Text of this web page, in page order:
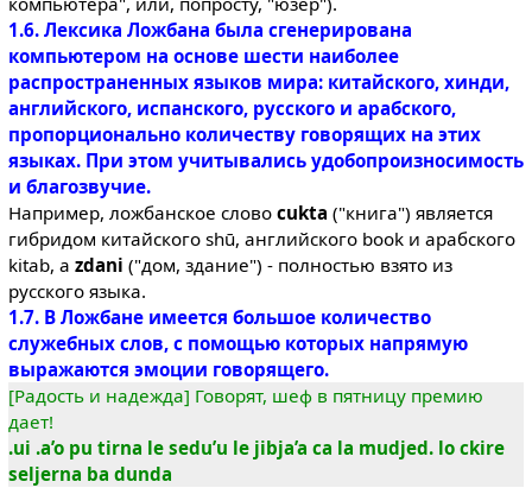
1.6. Лексика Ложбана была сгенерирована
компьютером на основе шести наиболее
распространенных языков мира: китайского, хинди,
английского, испанского, русского и арабского,
пропорционально количеству говорящих на этих
языках. При этом учитывались удобопроизносимость
и благозвучие.
Например, ложбанское слово cukta ("книга") является
гибридом китайского shū, английского book и арабского
kitab, а zdani ("дом, здание") - полностью взято из
русского языка.
1.7. В Ложбане имеется большое количество
служебных слов, с помощью которых напрямую
выражаются эмоции говорящего.
[Радость и надежда] Говорят, шеф в пятницу премию
дает!
.ui .a’o pu tirna le sedu’u le jibja’a ca la mudjed. lo ckire
seljerna ba dunda